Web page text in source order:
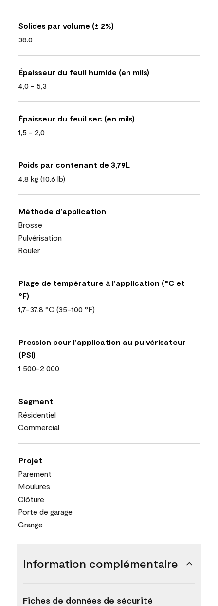
Solides par volume (± 2%)
38.0
Épaisseur du feuil humide (en mils)
4,0 - 5,3
Épaisseur du feuil sec (en mils)
1,5 - 2,0
Poids par contenant de 3,79L
4,8 kg (10,6 lb)
Méthode d’application
Brosse
Pulvérisation
Rouler
Plage de température à l’application (°C et
°F)
1,7-37,8 °C (35-100 °F)
Pression pour l’application au pulvérisateur
(PSI)
1 500-2 000
Segment
Résidentiel
Commercial
Projet
Parement
Moulures
Clôture
Porte de garage
Grange
Information complémentaire
Fiches de données de sécurité